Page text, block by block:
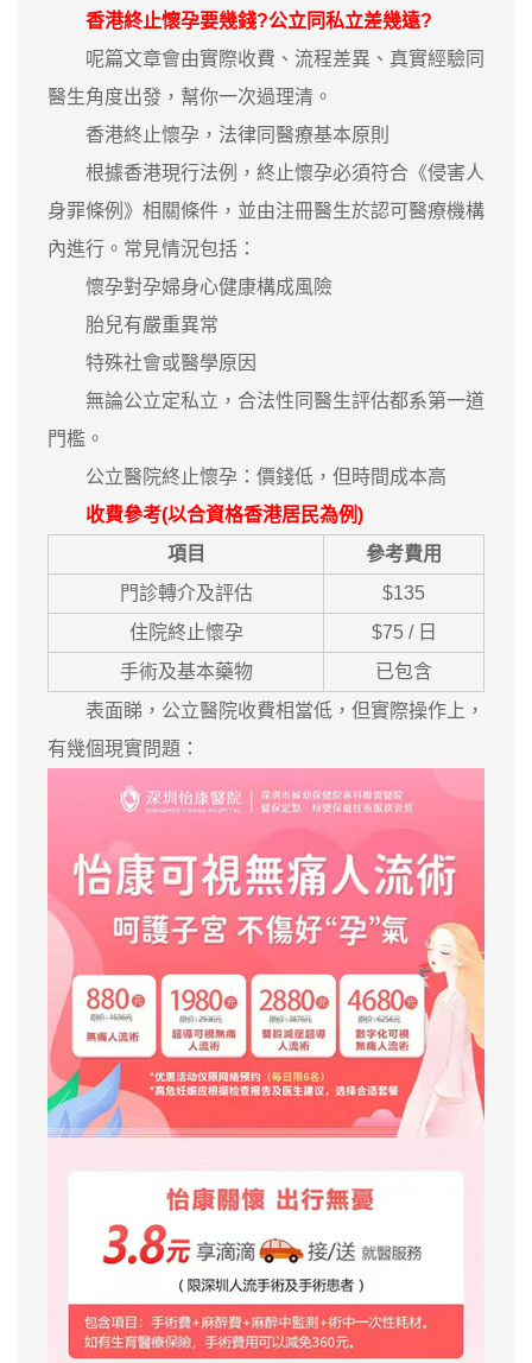
香港終止懷孕要幾錢?公立同私立差幾遠?
呢篇文章會由實際收費、流程差異、真實經驗同
醫生角度出發，幫你一次過理清。
香港終止懷孕，法律同醫療基本原則
根據香港現行法例，終止懷孕必須符合《侵害人
身罪條例》相關條件，並由注冊醫生於認可醫療機構
內進行。常見情況包括：
懷孕對孕婦身心健康構成風險
胎兒有嚴重異常
特殊社會或醫學原因
無論公立定私立，合法性同醫生評估都系第一道
門檻。
公立醫院終止懷孕：價錢低，但時間成本高
收費參考(以合資格香港居民為例)
項目
參考費用
門診轉介及評估
$135
住院終止懷孕
$75 / 日
手術及基本藥物
已包含
表面睇，公立醫院收費相當低，但實際操作上，
有幾個現實問題：